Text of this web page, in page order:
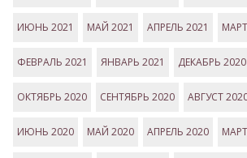
ИЮНЬ 2021 МАЙ 2021 АПРЕЛЬ 2021
ФЕВРАЛЬ 2021 ЯНВАРЬ 2021 ДЕКАБРЬ 2020
ОКТЯБРЬ 2020 СЕНТЯБРЬ 2020 АВГУСТ
ИЮНЬ 2020 МАЙ 2020 АПРЕЛЬ 2020